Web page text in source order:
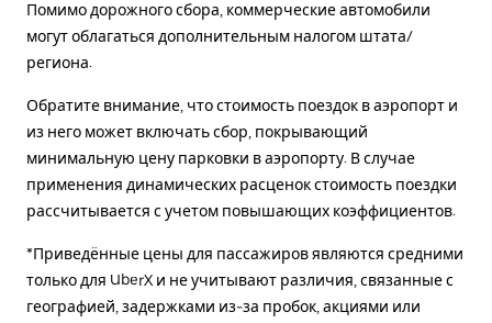
Помимо дорожного сбора, коммерческие автомобили
могут облагаться дополнительным налогом штата/
региона.
Обратите внимание, что стоимость поездок в аэропорт и
из него может включать сбор, покрывающий
минимальную цену парковки в аэропорту. В случае
применения динамических расценок стоимость поездки
рассчитывается с учетом повышающих коэффициентов.
*Приведённые цены для пассажиров являются средними
только для UberX и не учитывают различия, связанные с
географией, задержками из-за пробок, акциями или